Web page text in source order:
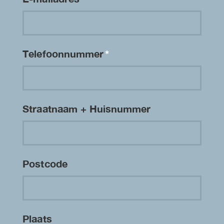
Telefoonnummer*
Straatnaam + Huisnummer
Postcode
Plaats